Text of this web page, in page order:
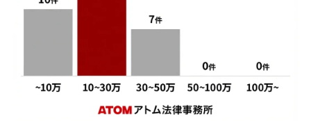
接見・面会を弁護士に依頼
アトムについて知りたい方